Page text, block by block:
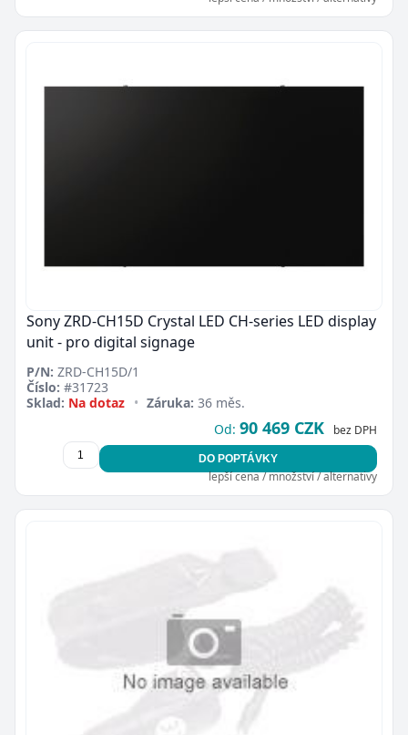
Sony ZRD-CH15D Crystal LED CH-series LED display
unit - pro digital signage
P/N: ZRD-CH15D/1
Číslo: #31723
Sklad: Na dotaz • Záruka: 36 měs.
Od: 90 469 CZK bez DPH
DO POPTÁVKY
lepší cena / množství / alternativy